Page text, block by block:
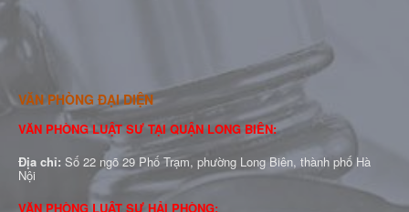
VĂN PHÒNG ĐẠI DIỆN
VĂN PHÒNG LUẬT SƯ TẠI QUẬN LONG BIÊN:
Địa chỉ: Số 22 ngõ 29 Phố Trạm, phường Long Biên, thành phố Hà
Nội
VĂN PHÒNG LUẬT SƯ HẢI PHÒNG: